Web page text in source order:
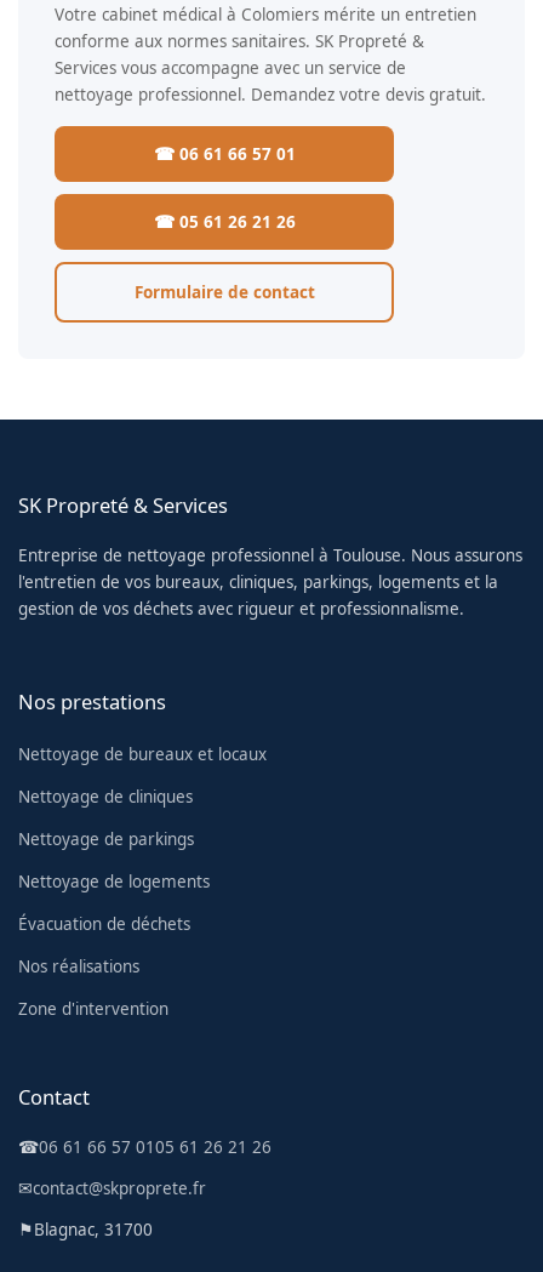
Votre cabinet médical à Colomiers mérite un entretien
conforme aux normes sanitaires. SK Propreté &
Services vous accompagne avec un service de
nettoyage professionnel. Demandez votre devis gratuit.
☎ 06 61 66 57 01
☎ 05 61 26 21 26
Formulaire de contact
SK Propreté & Services
Entreprise de nettoyage professionnel à Toulouse. Nous assurons
l'entretien de vos bureaux, cliniques, parkings, logements et la
gestion de vos déchets avec rigueur et professionnalisme.
Nos prestations
Nettoyage de bureaux et locaux
Nettoyage de cliniques
Nettoyage de parkings
Nettoyage de logements
Évacuation de déchets
Nos réalisations
Zone d'intervention
Contact
☎06 61 66 57 0105 61 26 21 26
✉contact@skproprete.fr
⚑Blagnac, 31700